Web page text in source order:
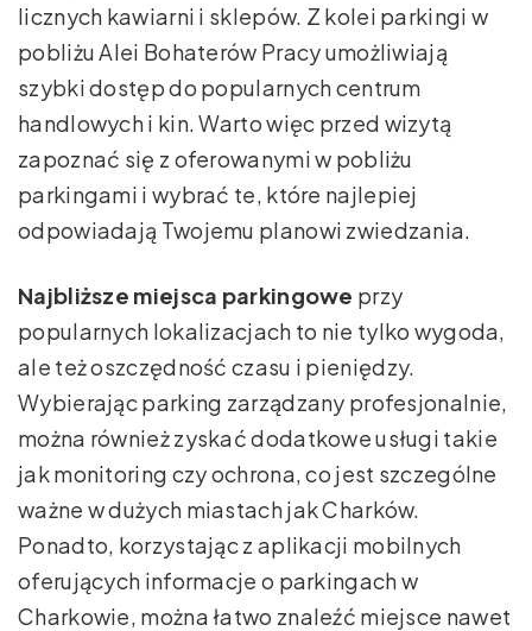
licznych kawiarni i sklepów. Z kolei parkingi w
pobliżu Alei Bohaterów Pracy umożliwiają
szybki dostęp do popularnych centrum
handlowych i kin. Warto więc przed wizytą
zapoznać się z oferowanymi w pobliżu
parkingami i wybrać te, które najlepiej
odpowiadają Twojemu planowi zwiedzania.
Najbliższe miejsca parkingowe przy
popularnych lokalizacjach to nie tylko wygoda,
ale też oszczędność czasu i pieniędzy.
Wybierając parking zarządzany profesjonalnie,
można również zyskać dodatkowe usługi takie
jak monitoring czy ochrona, co jest szczególne
ważne w dużych miastach jak Charków.
Ponadto, korzystając z aplikacji mobilnych
oferujących informacje o parkingach w
Charkowie, można łatwo znaleźć miejsce nawet